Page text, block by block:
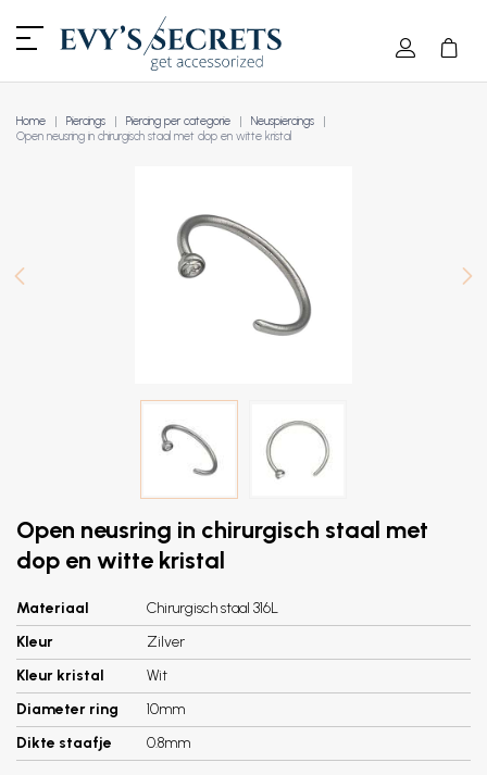
Home Piercings Piercing per categorie
Neuspiercings
Open neusring in chirurgisch staal met dop en witte kristal
Open neusring in chirurgisch staal met
dop en witte kristal
Materiaal
Chirurgisch staal 316L
Kleur
Zilver
Kleur kristal
Wit
Diameter ring
10mm
Dikte staafje
0.8mm